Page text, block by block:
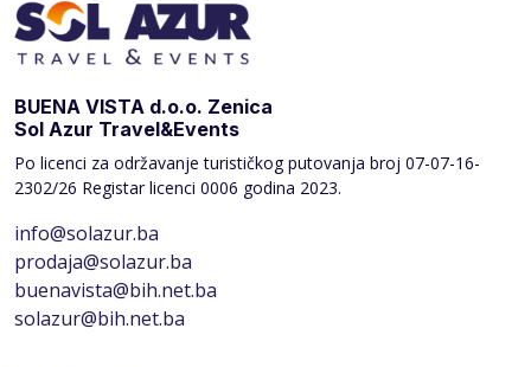
BUENA VISTA d.o.o. Zenica
Sol Azur Travel&Events
Po licenci za održavanje turističkog putovanja broj 07-07-16-
2302/26 Registar licenci 0006 godina 2023.
info@solazur.ba
prodaja@solazur.ba
buenavista@bih.net.ba
solazur@bih.net.ba